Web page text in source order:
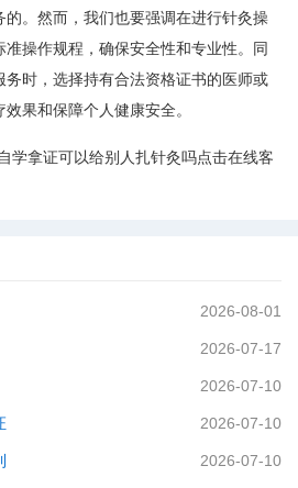
。然而，我们也要强调在进行针灸操
操作规程，确保安全性和专业性。同
务时，选择持有合法资格证书的医师或
果和保障个人健康安全。
学拿证可以给别人扎针灸吗点击在线客
2026-08-01
2026-07-17
2026-07-10
2026-07-10
2026-07-10